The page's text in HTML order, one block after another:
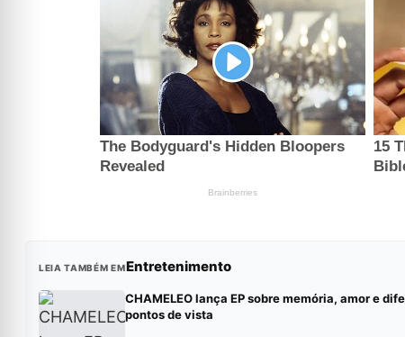
LEIA TAMBÉM EMEntretenimento
CHAMELEO lança EP sobre memória, amor e
pontos de vista